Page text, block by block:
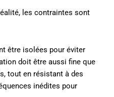
les contraintes sont
être isolées pour éviter
doit être aussi fine que
tout en résistant à des
inédites pour